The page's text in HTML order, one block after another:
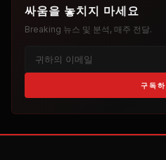
싸움을 놓치지 마세요
Breaking 뉴스 및 분석, 매주 전달.
구독